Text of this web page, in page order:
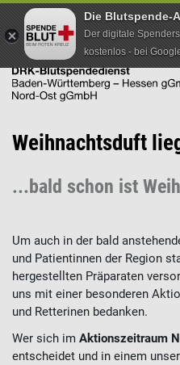
zumWeihnachtsduft
...bald schon ist
Um auch in der bald
und Patientinnen der Region
hergestellten Präparaten
uns mit einer besonderen
und Retterinen bedanken.
Wer sich im Aktionszeitraum
entscheidet und in einem
Die Blutspende-
Der digitale
kostenlos - bei